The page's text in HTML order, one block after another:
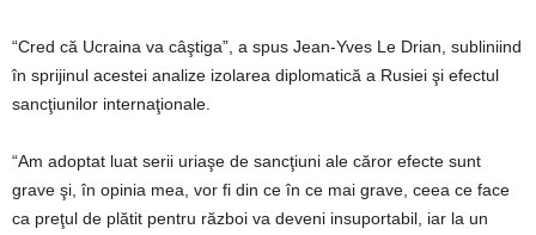
“Cred că Ucraina va câştiga”, a spus Jean-Yves Le Drian, subliniind
în sprijinul acestei analize izolarea diplomatică a Rusiei şi efectul
sancţiunilor internaţionale.
“Am adoptat luat serii uriaşe de sancţiuni ale căror efecte sunt
grave şi, în opinia mea, vor fi din ce în ce mai grave, ceea ce face
ca preţul de plătit pentru război va deveni insuportabil, iar la un